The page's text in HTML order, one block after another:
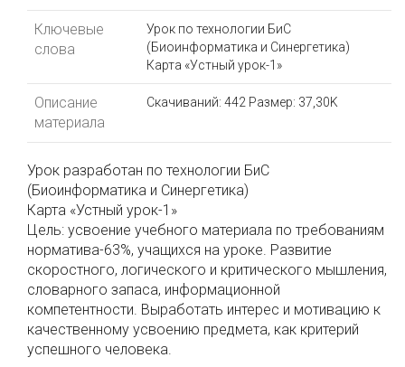
Ключевые
слова
Урок по технологии БиС
(Биоинформатика и Синергетика)
Карта «Устный урок-1»
Описание
материала
Скачиваний: 442 Размер: 37,30K
Урок разработан по технологии БиС
(Биоинформатика и Синергетика)
Карта «Устный урок-1»
Цель: усвоение учебного материала по требованиям
норматива-63%, учащихся на уроке. Развитие
скоростного, логического и критического мышления,
словарного запаса, информационной
компетентности. Выработать интерес и мотивацию к
качественному усвоению предмета, как критерий
успешного человека.